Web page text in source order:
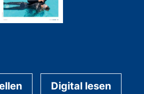
Digital lesen